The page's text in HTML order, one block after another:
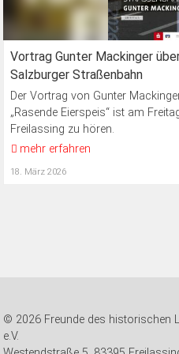
Vortrag Gunter Mackinger
Salzburger Straßenbahn
Der Vortrag von Gunter
„Rasende Eierspeis“ ist am
Freilassing zu hören.
mehr erfahren
18. März 2026
© 2026 Freunde des historischen
e.V.